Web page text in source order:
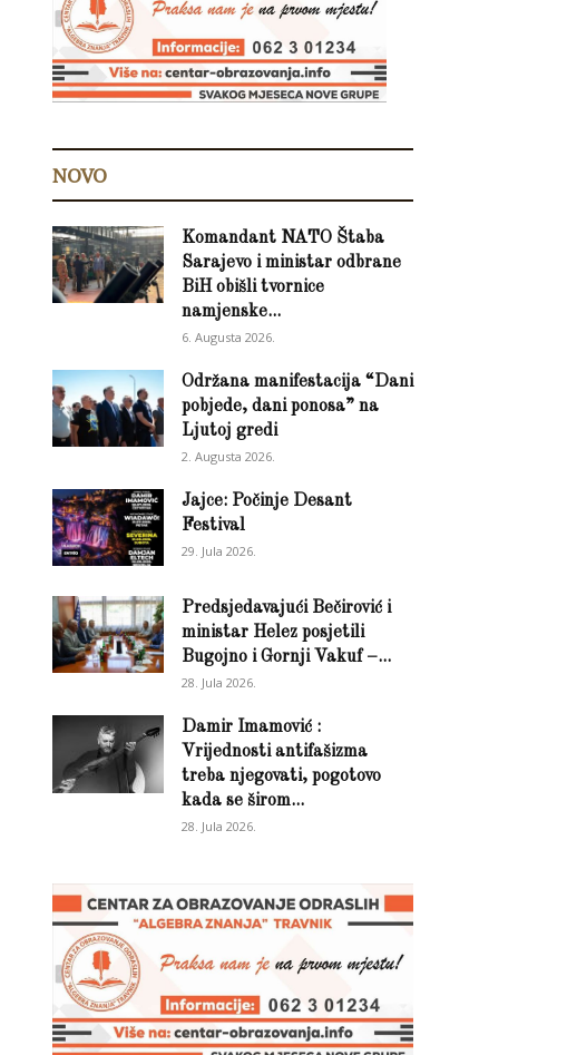
NOVO
Komandant NATO Štaba
Sarajevo i ministar odbrane
BiH obišli tvornice
namjenske...
6. Augusta 2026.
Održana manifestacija “Dani
pobjede, dani ponosa” na
Ljutoj gredi
2. Augusta 2026.
Jajce: Počinje Desant
Festival
29. Jula 2026.
Predsjedavajući Bečirović i
ministar Helez posjetili
Bugojno i Gornji Vakuf –...
28. Jula 2026.
Damir Imamović :
Vrijednosti antifašizma
treba njegovati, pogotovo
kada se širom...
28. Jula 2026.